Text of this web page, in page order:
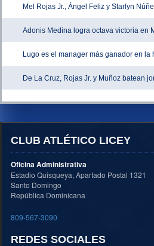
Mel Rojas Jr., Ángel Feliz y Starlyn
Adonis Medina logra octava victoria en
Lugo es el manager más ganador en la
De La Cruz, Rojas Jr. y Muñoz batean
CLUB ATLÉTICO LICEY
Oficina Administrativa
Estadio Quisqueya, Apartado Postal 1321
Santo Domingo
República Dominicana
809-567-3090
REDES SOCIALES